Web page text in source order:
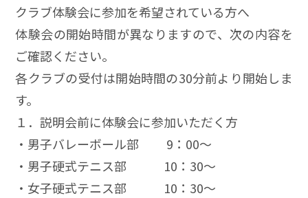
クラブ体験会に参加を希望されている方へ
体験会の開始時間が異なりますので、次の内容を
ご確認ください。
各クラブの受付は開始時間の30分前より開始しま
す。
１．説明会前に体験会に参加いただく方
・男子バレーボール部 9：00～
・男子硬式テニス部 10：30～
・女子硬式テニス部 10：30～